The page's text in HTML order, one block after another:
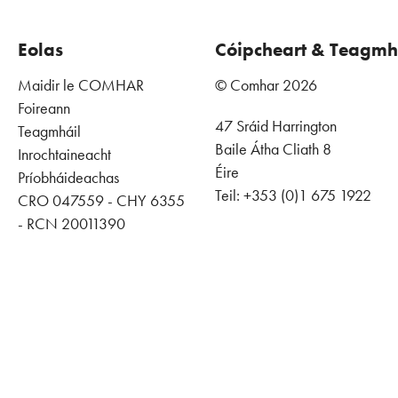
Eolas
Maidir le COMHAR
Foireann
Teagmháil
Inrochtaineacht
Príobháideachas
CRO 047559 - CHY 6355
- RCN 20011390
Cóipcheart &
© Comhar 2026
47 Sráid Harrington
Baile Átha Cliath 8
Éire
Teil: +353 (0)1 675 1922